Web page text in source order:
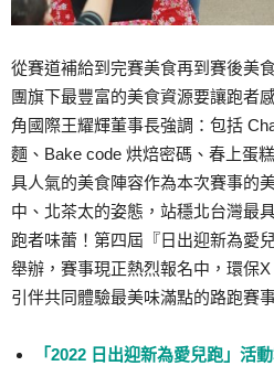
從賽道補給到完賽美食再到賽後美
團旗下最豐富的美食資源要讓跑者
角國際王耀輝董事長強調：包括
麵、Bake code 烘焙密碼、春上蛋
具人氣的美食陣容作為本次賽事的
中、北茶太的姿態，站穩北台灣最
跑者味蕾！第四屆『日出迎新為愛
舉辦，賽事現正熱烈報名中，環保
引伴共同體驗最美味滿點的路跑賽事
「2022 日出迎新為愛兒跑」活